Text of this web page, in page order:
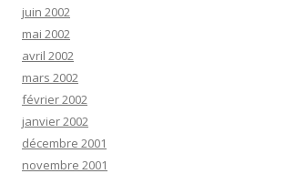
juin 2002
mai 2002
avril 2002
mars 2002
février 2002
janvier 2002
décembre 2001
novembre 2001